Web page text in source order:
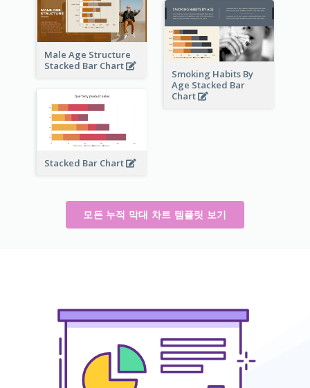
Male Age Structure
Stacked Bar Chart
Smoking Habits By
Age Stacked Bar
Chart
Stacked Bar Chart
모든 누적 막대 차트 템플릿 보기